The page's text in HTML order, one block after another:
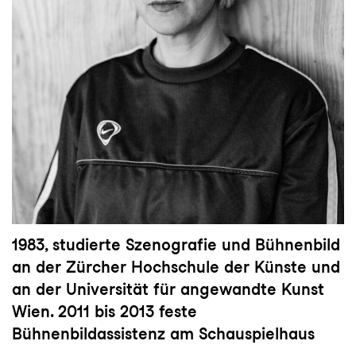
1983, studierte Szenografie und Bühnenbild
an der Zürcher Hochschule der Künste und
an der Universität für angewandte Kunst
Wien. 2011 bis 2013 feste
Bühnenbildassistenz am Schauspielhaus